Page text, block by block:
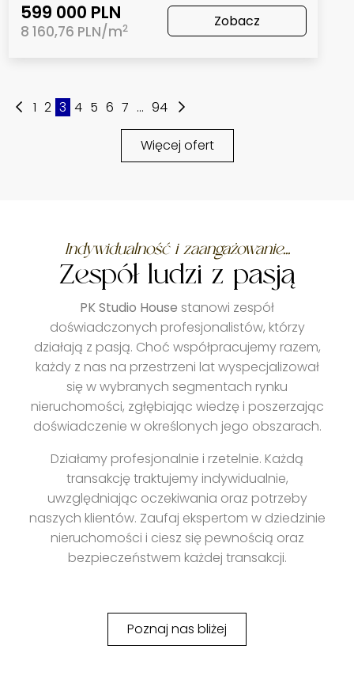
599 000 PLN
8 160,76 PLN/m2 Zobacz
1 2 3 4 5 6 7 ... 94
Więcej ofert
Indywidualność i zaangażowanie...
Zespół ludzi z pasją
PK Studio House stanowi zespół
doświadczonych profesjonalistów, którzy
działają z pasją. Choć współpracujemy razem,
każdy z nas na przestrzeni lat wyspecjalizował
się w wybranych segmentach rynku
nieruchomości, zgłębiając wiedzę i poszerzając
doświadczenie w określonych jego obszarach.
Działamy profesjonalnie i rzetelnie. Każdą
transakcję traktujemy indywidualnie,
uwzględniając oczekiwania oraz potrzeby
naszych klientów. Zaufaj ekspertom w dziedzinie
nieruchomości i ciesz się pewnością oraz
bezpieczeństwem każdej transakcji.
Poznaj nas bliżej